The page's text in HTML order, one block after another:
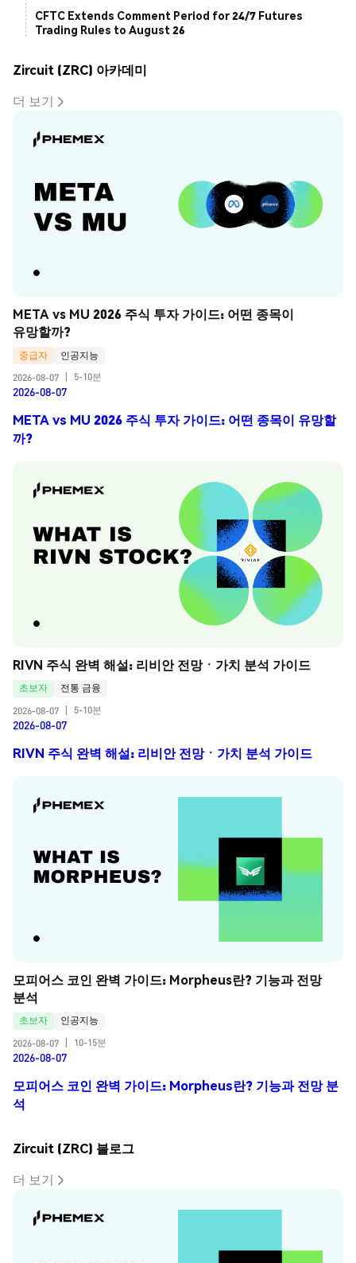
CFTC Extends Comment Period for 24/7 Futures
Trading Rules to August 26
Zircuit (ZRC) 아카데미
더 보기
META vs MU 2026 주식 투자 가이드: 어떤 종목이
유망할까?
중급자
인공지능
2026-08-07
5-10분
2026-08-07
META vs MU 2026 주식 투자 가이드: 어떤 종목이 유망할
까?
RIVN 주식 완벽 해설: 리비안 전망ㆍ가치 분석 가이드
초보자
전통 금융
2026-08-07
5-10분
2026-08-07
RIVN 주식 완벽 해설: 리비안 전망ㆍ가치 분석 가이드
모피어스 코인 완벽 가이드: Morpheus란? 기능과 전망
분석
초보자
인공지능
2026-08-07
10-15분
2026-08-07
모피어스 코인 완벽 가이드: Morpheus란? 기능과 전망 분
석
Zircuit (ZRC) 블로그
더 보기